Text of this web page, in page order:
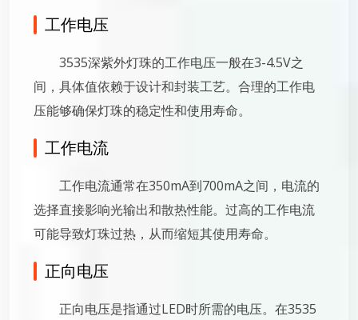
工作电压
3535深紫外灯珠的工作电压一般在3-4.5V之
间，具体值依赖于设计和封装工艺。合理的工作电
压能够确保灯珠的稳定性和使用寿命。
工作电流
工作电流通常在350mA到700mA之间，电流的
选择直接影响光输出和散热性能。过高的工作电流
可能导致灯珠过热，从而缩短其使用寿命。
正向电压
正向电压是指通过LED时所需的电压。在3535